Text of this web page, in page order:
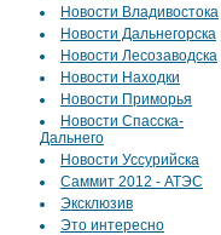
Новости Владивостока
Новости Дальнегорска
Новости Лесозаводска
Новости Находки
Новости Приморья
Новости Спасска-
Дальнего
Новости Уссурийска
Саммит 2012 - АТЭС
Эксклюзив
Это интересно